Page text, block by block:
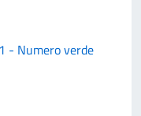
- Numero verde